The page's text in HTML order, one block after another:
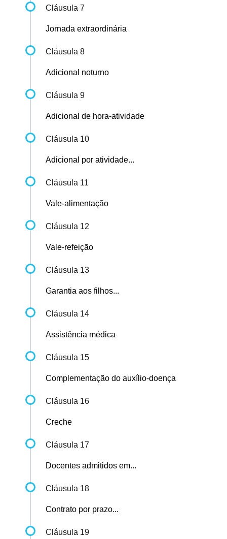
Cláusula 7
Jornada extraordinária
Cláusula 8
Adicional noturno
Cláusula 9
Adicional de hora-atividade
Cláusula 10
Adicional por atividade...
Cláusula 11
Vale-alimentação
Cláusula 12
Vale-refeição
Cláusula 13
Garantia aos filhos...
Cláusula 14
Assistência médica
Cláusula 15
Complementação do auxílio-doença
Cláusula 16
Creche
Cláusula 17
Docentes admitidos em...
Cláusula 18
Contrato por prazo...
Cláusula 19